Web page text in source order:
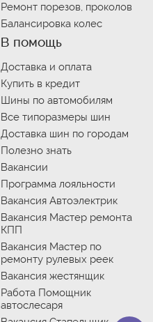
Ремонт порезов, проколов
Балансировка колес
В помощь
Доставка и оплата
Купить в кредит
Шины по автомобилям
Все типоразмеры шин
Доставка шин по городам
Полезно знать
Вакансии
Программа лояльности
Вакансия Автоэлектрик
Вакансия Мастер ремонта
КПП
Вакансия Мастер по
ремонту рулевых реек
Вакансия жестянщик
Работа Помощник
автослесаря